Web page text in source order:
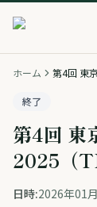
ホーム 第4回 東
終了
第4回 東
2025（
日時:2026年01